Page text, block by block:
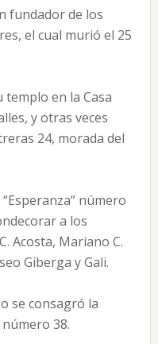
fundador de los
el cual murió el 25
templo en la Casa
y otras veces
24, morada del
número
a los
Acosta, Mariano C.
Giberga y Gali.
se consagró la
38.